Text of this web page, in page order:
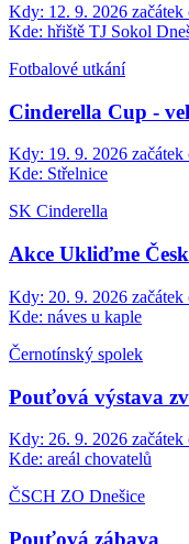
Kdy: 12. 9. 2026
Kde: hřiště TJ Sokol
Fotbalové utkání
Cinderella Cup -
Kdy: 19. 9. 2026
Kde: Střelnice
SK Cinderella
Akce Ukliďme
Kdy: 20. 9. 2026
Kde: náves u kaple
Černotínský spolek
Pouťová výstava
Kdy: 26. 9. 2026
Kde: areál chovatelů
ČSCH ZO Dnešice
Pouťová zábava